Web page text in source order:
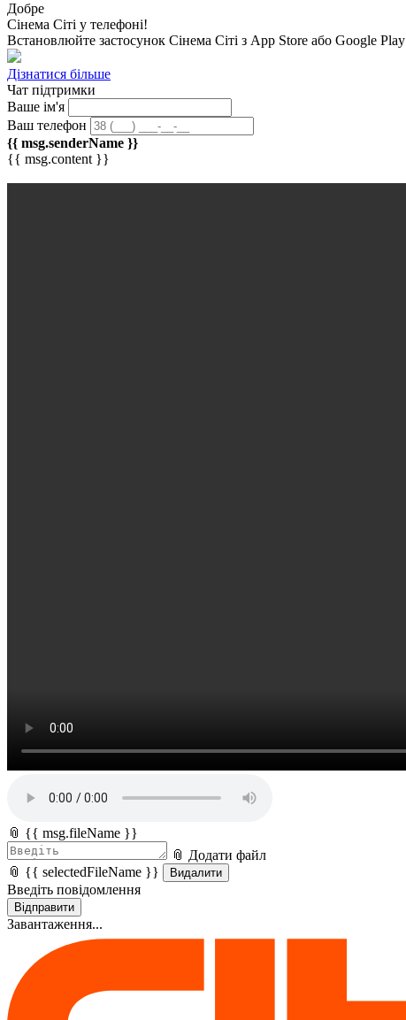
Добре
Сінема Сіті у телефоні!
Встановлюйте застосунок Сінема Сіті з App Store або Google Play
Дізнатися більше
Чат підтримки
Ваше ім'я
Ваш телефон
{{ msg.senderName }}
{{ msg.content }}
📎 {{ msg.fileName }}
📎 Додати файл
📎 {{ selectedFileName }}
Видалити
Введіть повідомлення
Відправити
Завантаження...